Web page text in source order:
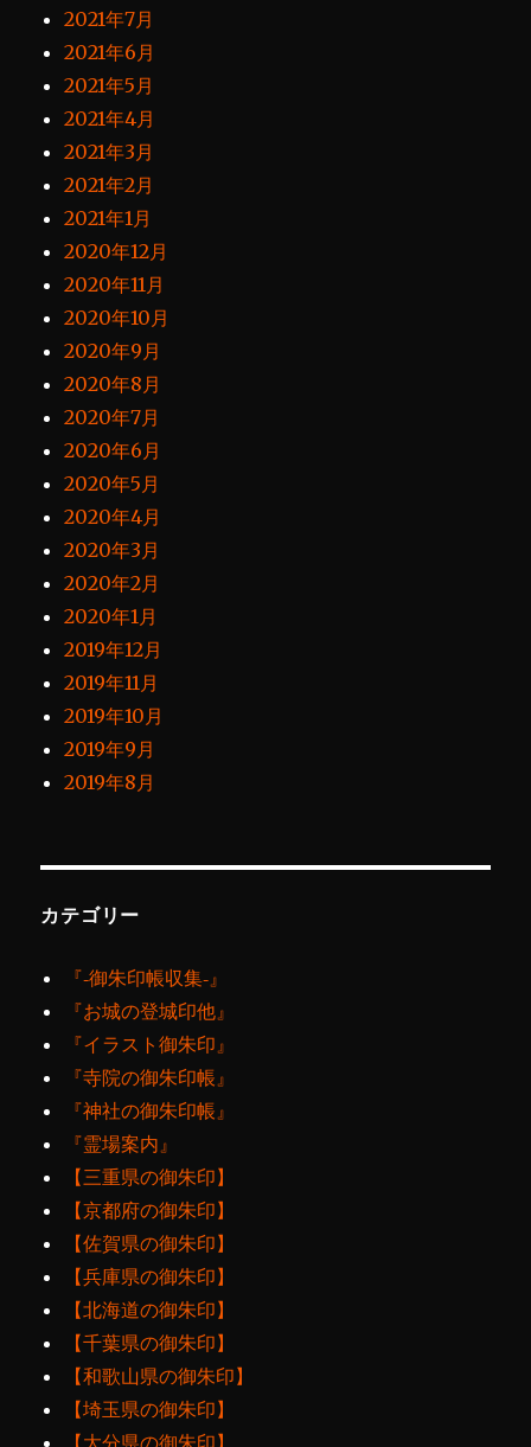
2021年7月
2021年6月
2021年5月
2021年4月
2021年3月
2021年2月
2021年1月
2020年12月
2020年11月
2020年10月
2020年9月
2020年8月
2020年7月
2020年6月
2020年5月
2020年4月
2020年3月
2020年2月
2020年1月
2019年12月
2019年11月
2019年10月
2019年9月
2019年8月
カテゴリー
『‐御朱印帳収集‐』
『お城の登城印他』
『イラスト御朱印』
『寺院の御朱印帳』
『神社の御朱印帳』
『霊場案内』
【三重県の御朱印】
【京都府の御朱印】
【佐賀県の御朱印】
【兵庫県の御朱印】
【北海道の御朱印】
【千葉県の御朱印】
【和歌山県の御朱印】
【埼玉県の御朱印】